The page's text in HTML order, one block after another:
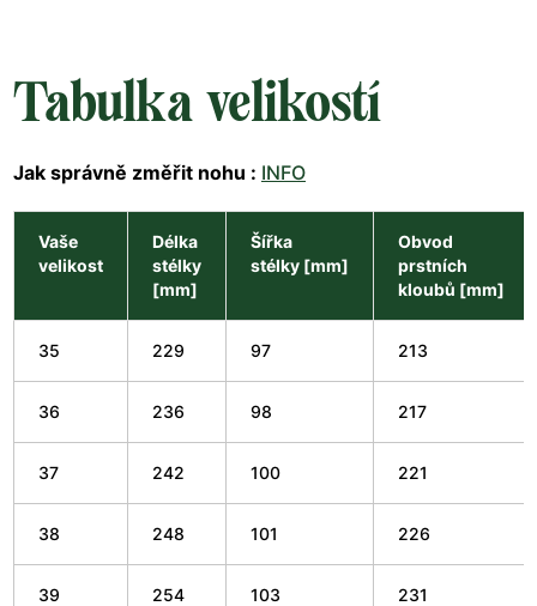
Tabulka velikostí
Jak správně změřit nohu : INFO
Vaše
velikost
Délka
stélky
[mm]
Šířka
stélky [mm]
Obvod
prstních
kloubů [mm]
35 229 97 213
36 236 98 217
37 242 100 221
38 248 101 226
39 254 103 231